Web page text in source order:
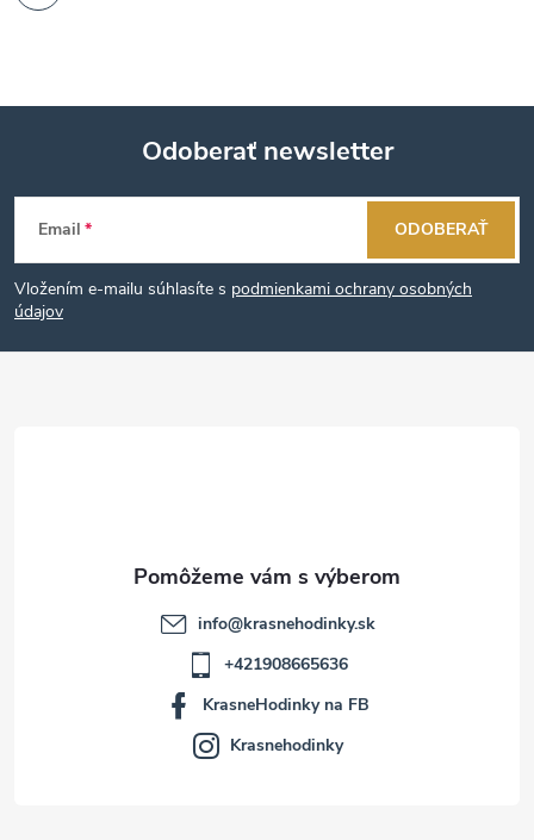
Z
á
p
Odoberať newsletter
Email
Vložením e-mailu súhlasíte s podmienkami ochrany osobných
údajov
ODOBERAŤ
info@krasnehodinky.sk
+421908665636
KrasneHodinky na FB
Krasnehodinky